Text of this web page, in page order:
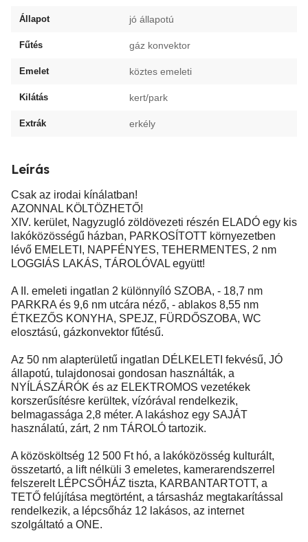
Állapot jó állapotú
Fűtés gáz konvektor
Emelet köztes emeleti
Kilátás kert/park
Extrák erkély
Leírás
Csak az irodai kínálatban!
AZONNAL KÖLTÖZHETŐ!
XIV. kerület, Nagyzugló zöldövezeti részén ELADÓ egy kis
lakóközösségű házban, PARKOSÍTOTT környezetben
lévő EMELETI, NAPFÉNYES, TEHERMENTES, 2 nm
LOGGIÁS LAKÁS, TÁROLÓVAL együtt!
A II. emeleti ingatlan 2 különnyíló SZOBA, - 18,7 nm
PARKRA és 9,6 nm utcára néző, - ablakos 8,55 nm
ÉTKEZŐS KONYHA, SPEJZ, FÜRDŐSZOBA, WC
elosztású, gázkonvektor fűtésű.
Az 50 nm alapterületű ingatlan DÉLKELETI fekvésű, JÓ
állapotú, tulajdonosai gondosan használták, a
NYÍLÁSZÁRÓK és az ELEKTROMOS vezetékek
korszerűsítésre kerültek, vízórával rendelkezik,
belmagassága 2,8 méter. A lakáshoz egy SAJÁT
használatú, zárt, 2 nm TÁROLÓ tartozik.
A közösköltség 12 500 Ft hó, a lakóközösség kulturált,
összetartó, a lift nélküli 3 emeletes, kamerarendszerrel
felszerelt LÉPCSŐHÁZ tiszta, KARBANTARTOTT, a
TETŐ felújítása megtörtént, a társasház megtakarítással
rendelkezik, a lépcsőház 12 lakásos, az internet
szolgáltató a ONE.